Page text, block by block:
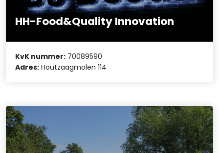
HH-Food&Quality Innovation
KvK nummer: 70089590
Adres: Houtzaagmolen 114